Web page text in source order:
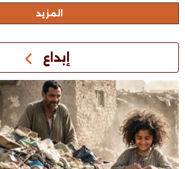
اﻟﻤﺰﻳﺪ
إبداع